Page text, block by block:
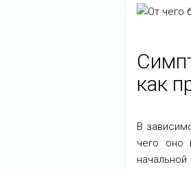
как
В
чего оно